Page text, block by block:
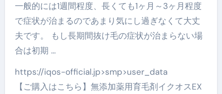
一般的には1週間程度、長くても1ヶ月～3ヶ月程度
で症状が治まるのであまり気にし過ぎなくて大丈
夫です。 もし長期間抜け毛の症状が治まらない場
合は初期 …
https://iqos-official.jp>smp>user_data
【ご購入はこちら】無添加薬用育毛剤イクオスEX